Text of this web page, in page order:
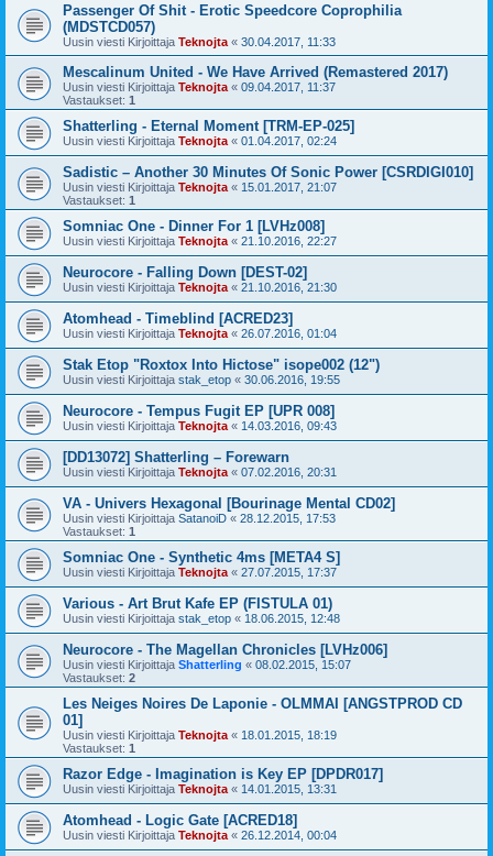
Passenger Of Shit - Erotic Speedcore Coprophilia
(MDSTCD057)
Uusin viesti Kirjoittaja Teknojta « 30.04.2017, 11:33
Mescalinum United - We Have Arrived (Remastered 2017)
Uusin viesti Kirjoittaja Teknojta « 09.04.2017, 11:37
Vastaukset: 1
Shatterling - Eternal Moment [TRM-EP-025]
Uusin viesti Kirjoittaja Teknojta « 01.04.2017, 02:24
Sadistic – Another 30 Minutes Of Sonic Power [CSRDIGI010]
Uusin viesti Kirjoittaja Teknojta « 15.01.2017, 21:07
Vastaukset: 1
Somniac One - Dinner For 1 [LVHz008]
Uusin viesti Kirjoittaja Teknojta « 21.10.2016, 22:27
Neurocore - Falling Down [DEST-02]
Uusin viesti Kirjoittaja Teknojta « 21.10.2016, 21:30
Atomhead - Timeblind [ACRED23]
Uusin viesti Kirjoittaja Teknojta « 26.07.2016, 01:04
Stak Etop "Roxtox Into Hictose" isope002 (12")
Uusin viesti Kirjoittaja stak_etop « 30.06.2016, 19:55
Neurocore - Tempus Fugit EP [UPR 008]
Uusin viesti Kirjoittaja Teknojta « 14.03.2016, 09:43
[DD13072] Shatterling – Forewarn
Uusin viesti Kirjoittaja Teknojta « 07.02.2016, 20:31
VA - Univers Hexagonal [Bourinage Mental CD02]
Uusin viesti Kirjoittaja SatanoiD « 28.12.2015, 17:53
Vastaukset: 1
Somniac One - Synthetic 4ms [META4 S]
Uusin viesti Kirjoittaja Teknojta « 27.07.2015, 17:37
Various - Art Brut Kafe EP (FISTULA 01)
Uusin viesti Kirjoittaja stak_etop « 18.06.2015, 12:48
Neurocore - The Magellan Chronicles [LVHz006]
Uusin viesti Kirjoittaja Shatterling « 08.02.2015, 15:07
Vastaukset: 2
Les Neiges Noires De Laponie - OLMMAI [ANGSTPROD CD
01]
Uusin viesti Kirjoittaja Teknojta « 18.01.2015, 18:19
Vastaukset: 1
Razor Edge - Imagination is Key EP [DPDR017]
Uusin viesti Kirjoittaja Teknojta « 14.01.2015, 13:31
Atomhead - Logic Gate [ACRED18]
Uusin viesti Kirjoittaja Teknojta « 26.12.2014, 00:04